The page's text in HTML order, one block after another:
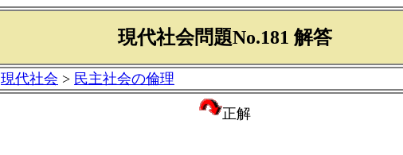
現代社会問題No.181 解答
現代社会 > 民主社会の倫理
正解